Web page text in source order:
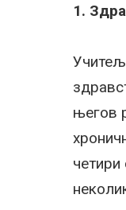
1.
његов